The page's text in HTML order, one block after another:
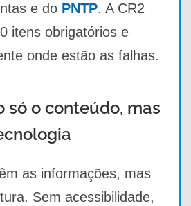
e do PNTP. A CR2
itens obrigatórios e
onde estão as falhas.
só o conteúdo, mas
as informações, mas
Sem acessibilidade,